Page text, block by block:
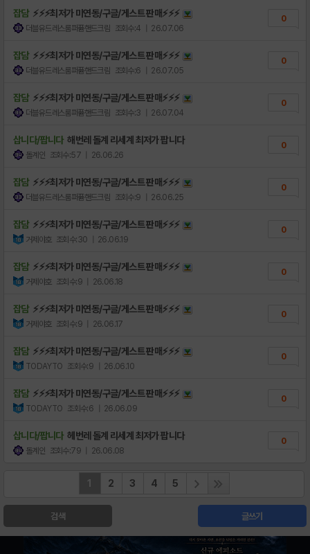
잡담 ⚡⚡⚡최저가 미연동/구글/게스트 판매⚡⚡⚡
더블유드레스룸퍼퓸핸드크림 조회수:4 | 26.07.06
0
잡담 ⚡⚡⚡최저가 미연동/구글/게스트 판매⚡⚡⚡
더블유드레스룸퍼퓸핸드크림 조회수:6 | 26.07.05
0
잡담 ⚡⚡⚡최저가 미연동/구글/게스트 판매⚡⚡⚡
더블유드레스룸퍼퓸핸드크림 조회수:3 | 26.07.04
0
삽니다/팝니다 해번레 돌계 리세계 최저가 팝니다
돌계인 조회수:57 | 26.06.26
0
잡담 ⚡⚡⚡최저가 미연동/구글/게스트 판매⚡⚡⚡
더블유드레스룸퍼퓸핸드크림 조회수:9 | 26.06.25
0
잡담 ⚡⚡⚡최저가 미연동/구글/게스트 판매⚡⚡⚡
거제야호 조회수:30 | 26.06.19
0
잡담 ⚡⚡⚡최저가 미연동/구글/게스트 판매⚡⚡⚡
거제야호 조회수:9 | 26.06.18
0
잡담 ⚡⚡⚡최저가 미연동/구글/게스트 판매⚡⚡⚡
거제야호 조회수:9 | 26.06.17
0
잡담 ⚡⚡⚡최저가 미연동/구글/게스트 판매⚡⚡⚡
TODAYTO 조회수:9 | 26.06.10
0
잡담 ⚡⚡⚡최저가 미연동/구글/게스트 판매⚡⚡⚡
TODAYTO 조회수:6 | 26.06.09
0
삽니다/팝니다 헤번레 돌계 리세계 최저가 팝니다
돌계인 조회수:79 | 26.06.08
0
1 2 3 4 5
검색 글쓰기